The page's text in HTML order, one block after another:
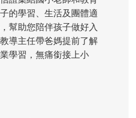
當爸爸！男人總是在一次
體驗中，跟著孩子一起長
的肢體遊戲，到獨立自
決問題的能力養成。爸爸
樣，參與孩子每個重要的